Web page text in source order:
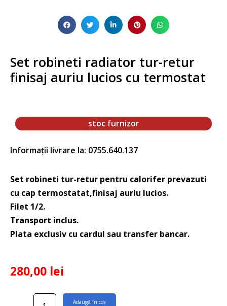
Set robineti radiator tur-retur
finisaj auriu lucios cu termostat
stoc furnizor
Informații livrare la: 0755.640.137
Set robineti tur-retur pentru calorifer prevazuti
cu cap termostatat,finisaj auriu lucios.
Filet 1/2.
Transport inclus.
Plata exclusiv cu cardul sau transfer bancar.
280,00 lei
Cantitate
Adaugă în coș